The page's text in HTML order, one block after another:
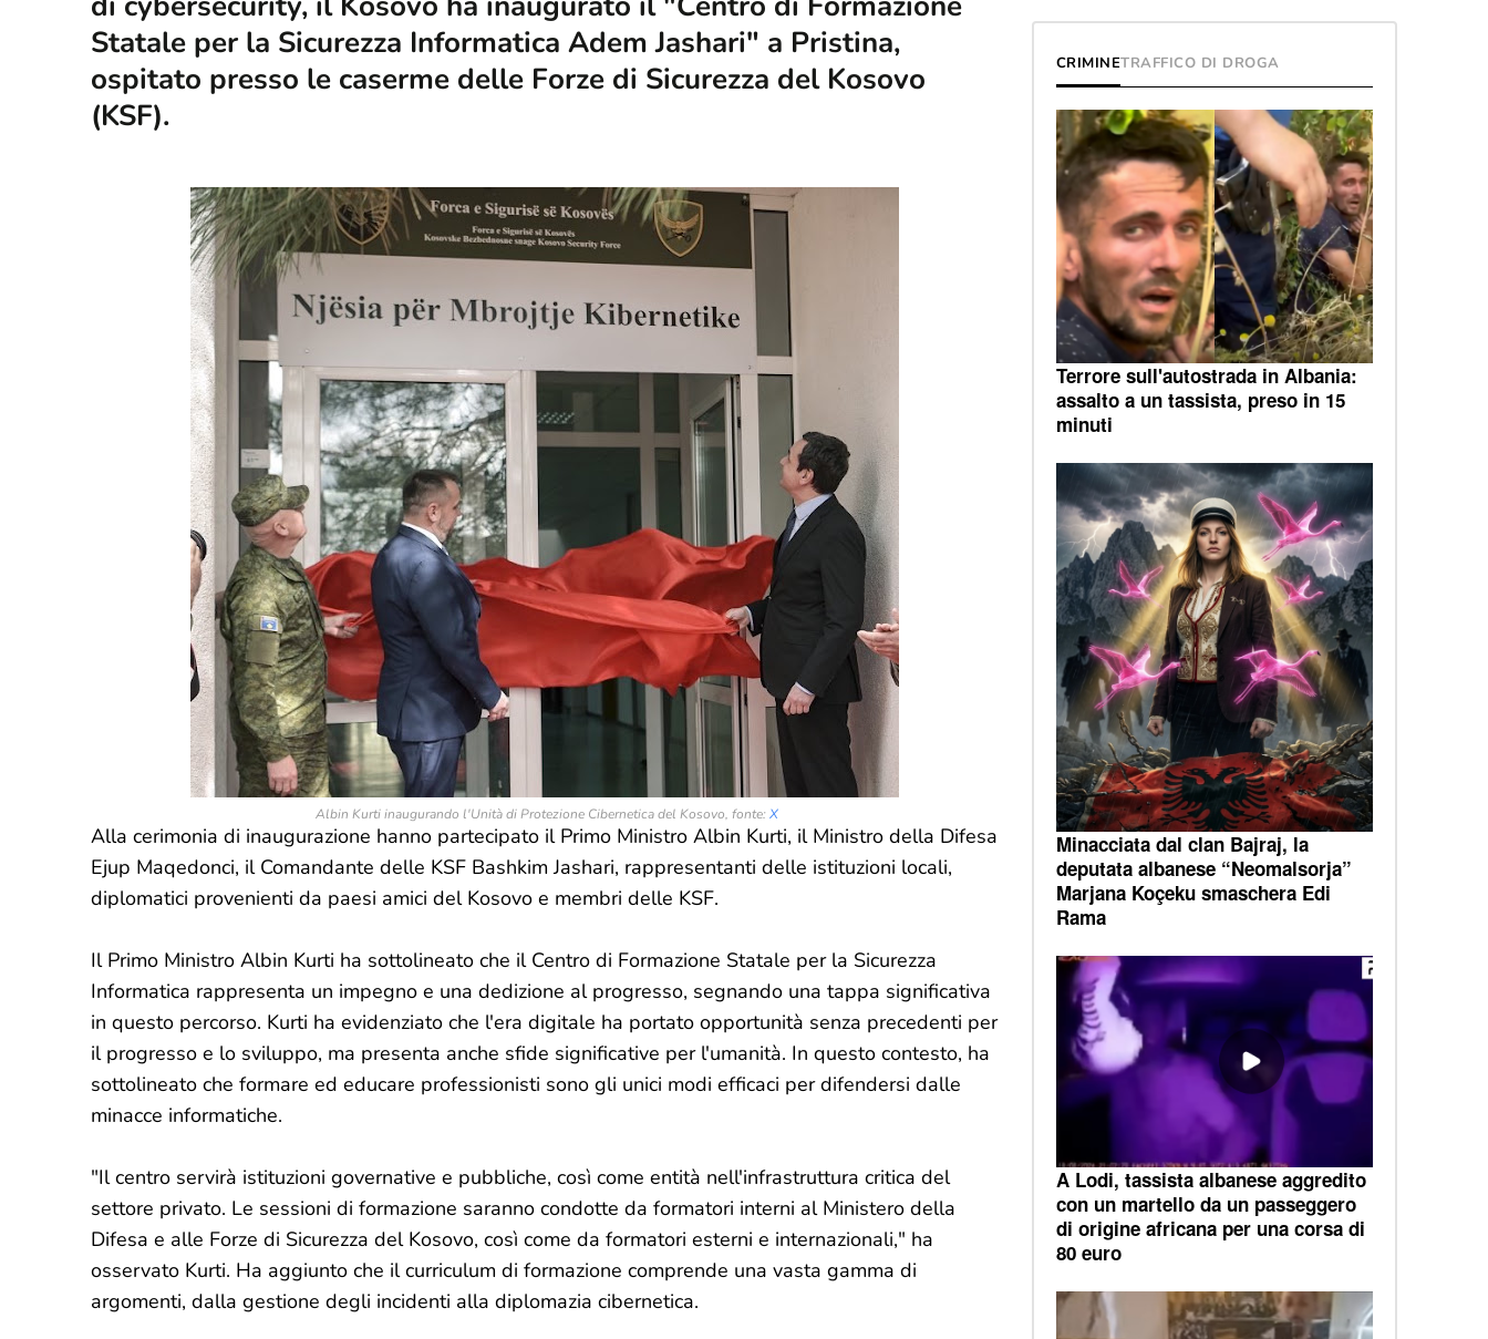
Statale per la Sicurezza Informatica Adem Jashari" a Pristina,
ospitato presso le caserme delle Forze di Sicurezza del Kosovo
(KSF).
Albin Kurti inaugurando l'Unità di Protezione Cibernetica del Kosovo, fonte:X
Alla cerimonia di inaugurazione hanno partecipato il Primo Ministro Albin Kurti, il Ministro della Difesa
Ejup Maqedonci, il Comandante delle KSF Bashkim Jashari, rappresentanti delle istituzioni locali,
diplomatici provenienti da paesi amici del Kosovo e membri delle KSF.
Il Primo Ministro Albin Kurti ha sottolineato che il Centro di Formazione Statale per la Sicurezza
Informatica rappresenta un impegno e una dedizione al progresso, segnando una tappa significativa
in questo percorso. Kurti ha evidenziato che l'era digitale ha portato opportunità senza precedenti per
il progresso e lo sviluppo, ma presenta anche sfide significative per l'umanità. In questo contesto, ha
sottolineato che formare ed educare professionisti sono gli unici modi efficaci per difendersi dalle
minacce informatiche.
"Il centro servirà istituzioni governative e pubbliche, così come entità nell'infrastruttura critica del
settore privato. Le sessioni di formazione saranno condotte da formatori interni al Ministero della
Difesa e alle Forze di Sicurezza del Kosovo, così come da formatori esterni e internazionali," ha
osservato Kurti. Ha aggiunto che il curriculum di formazione comprende una vasta gamma di
argomenti, dalla gestione degli incidenti alla diplomazia cibernetica.
CRIMINETRAFFICO DI DROGA
Terrore sull'autostrada in Albania:
assalto a un tassista, preso in 15
minuti
Minacciata dal clan Bajraj, la
deputata albanese “Neomalsorja”
Marjana Koçeku smaschera Edi
Rama
A Lodi, tassista albanese aggredito
con un martello da un passeggero
di origine africana per una corsa di
80 euro